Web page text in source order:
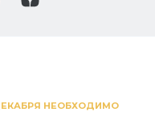
НЕОБХОДИМО